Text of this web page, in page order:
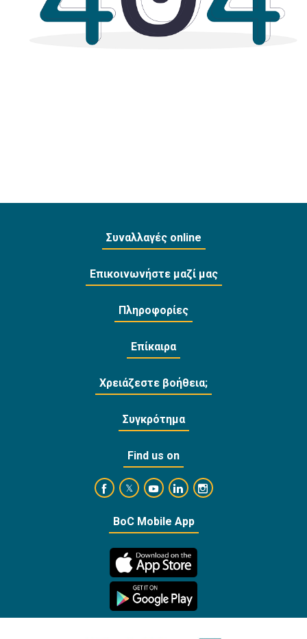
Συναλλαγές online
Επικοινωνήστε μαζί μας
Πληροφορίες
Επίκαιρα
Χρειάζεστε βοήθεια;
Συγκρότημα
Find us on
https://www.facebook.com/
https://twitter.com/bankofcyprus_
https://www.youtube.com/user/
https://www.linkedin.com/
https://
BoC Mobile App